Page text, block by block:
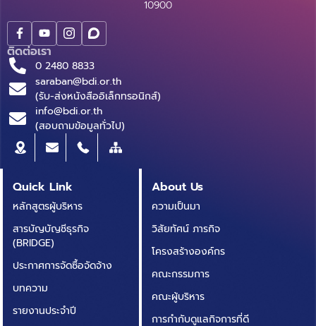
10900
ติดต่อเรา
0 2480 8833
saraban@bdi.or.th
(รับ-ส่งหนังสืออิเล็กทรอนิกส์)
info@bdi.or.th
(สอบถามข้อมูลทั่วไป)
Quick Link
หลักสูตรผู้บริหาร
สารบัญบัญชีธุรกิจ
(BRIDGE)
ประกาศการจัดซื้อจัดจ้าง
บทความ
รายงานประจำปี
About Us
ความเป็นมา
วิสัยทัศน์ ภารกิจ
โครงสร้างองค์กร
คณะกรรมการ
คณะผู้บริหาร
การกำกับดูแลกิจการที่ดี